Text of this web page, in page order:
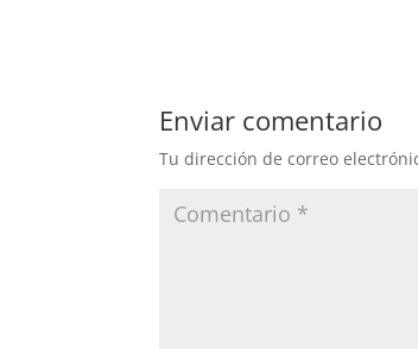
Enviar comentario
Tu dirección de correo